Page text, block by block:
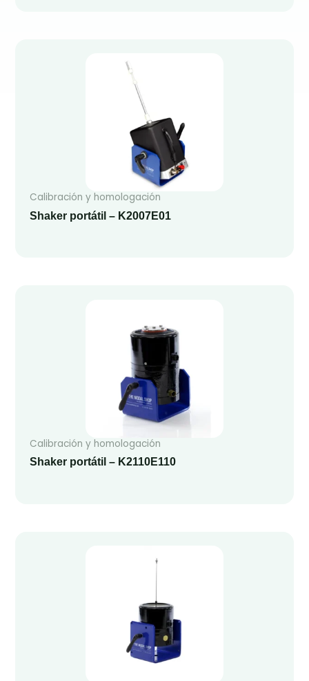
Calibración y homologación
Shaker portátil – K2007E01
Calibración y homologación
Shaker portátil – K2110E110